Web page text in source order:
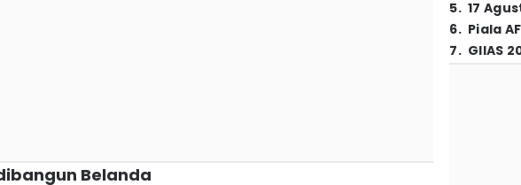
dibangun Belanda
5. 17
6. Piala
7. GIIAS